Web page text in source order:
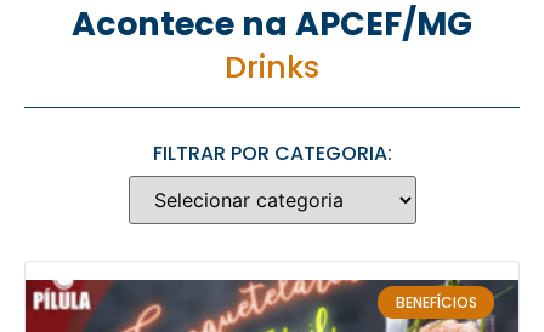
Acontece na APCEF/MG
Drinks
FILTRAR POR CATEGORIA:
BENEFÍCIOS